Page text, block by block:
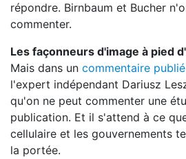
répondre. Birnbaum et Bucher
commenter.
Les façonneurs d'image à pied
Mais dans un commentaire
l'expert indépendant Dariusz
qu'on ne peut commenter une
publication. Et il s'attend à ce
cellulaire et les gouvernements
la portée.